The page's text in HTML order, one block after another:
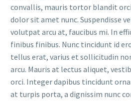
convallis, mauris tortor blandit
dolor sit amet nunc. Suspendisse
volutpat arcu at, faucibus mi. In
finibus finibus. Nunc tincidunt id
tellus erat, varius et sollicitudin
arcu. Mauris at lectus aliquet,
orci. Integer dapibus tincidunt
at turpis porta, a dignissim nunc